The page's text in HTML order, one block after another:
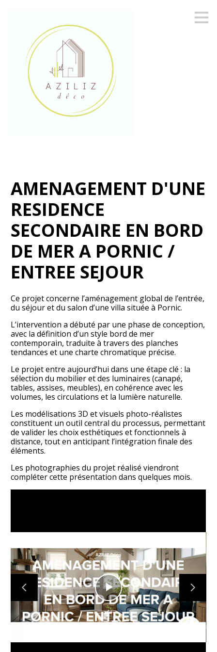
ACCUEIL
PRESTATIONS
PORTFOLIO
ETUDES DE CAS
VOTRE PROJET
TÉMOIGNAGES CLIENTS
BLOG
AMENAGEMENT D'UNE
RESIDENCE
SECONDAIRE EN BORD
DE MER A PORNIC /
ENTREE SEJOUR
Ce projet concerne l’aménagement global de l’entrée,
du séjour et du salon d’une villa située à Pornic.
L’intervention a débuté par une phase de conception,
avec la définition d’un style bord de mer
contemporain, traduite à travers des planches
tendances et une charte chromatique précise.
Le projet entre aujourd’hui dans une étape clé : la
sélection du mobilier et des luminaires (canapé,
tables, assises, meubles), en cohérence avec les
volumes, les circulations et la lumière naturelle.
Les modélisations 3D et visuels photo-réalistes
constituent un outil central du processus, permettant
de valider les choix esthétiques et fonctionnels à
distance, tout en anticipant l’intégration finale des
éléments.
Les photographies du projet réalisé viendront
compléter cette présentation dans quelques mois.
Play
Video